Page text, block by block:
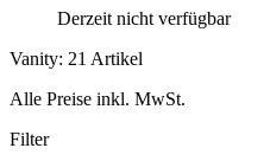
Derzeit nicht verfügbar
Vanity: 21 Artikel
Alle Preise inkl. MwSt.
Filter